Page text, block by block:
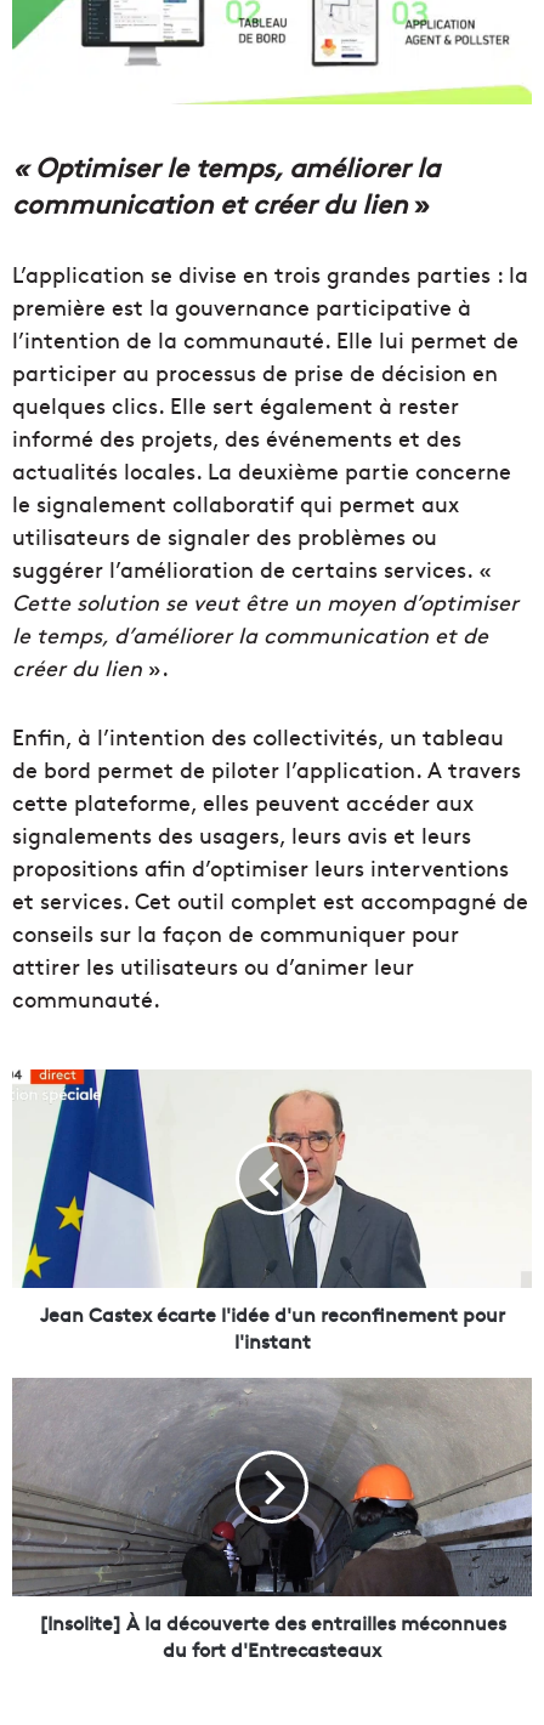
« Optimiser le temps, améliorer la
communication et créer du lien»
L’application se divise en trois grandes parties : la
première est la gouvernance participative à
l’intention de la communauté. Elle lui permet de
participer au processus de prise de décision en
quelques clics. Elle sert également à rester
informé des projets, des événements et des
actualités locales. La deuxième partie concerne
le signalement collaboratif qui permet aux
utilisateurs de signaler des problèmes ou
suggérer l’amélioration de certains services. «
Cette solution se veut être un moyen d’optimiser
le temps, d’améliorer la communication et de
créer du lien ».
Enfin, à l’intention des collectivités, un tableau
de bord permet de piloter l’application. A travers
cette plateforme, elles peuvent accéder aux
signalements des usagers, leurs avis et leurs
propositions afin d’optimiser leurs interventions
et services. Cet outil complet est accompagné de
conseils sur la façon de communiquer pour
attirer les utilisateurs ou d’animer leur
communauté.
J
e
e
e
l
'
i
d
é
Jean Castex écarte l'idée d'un reconfinement pour
l'instant
s
o
l
i
t
e
[Insolite] À la découverte des entrailles méconnues
du fort d'Entrecasteaux